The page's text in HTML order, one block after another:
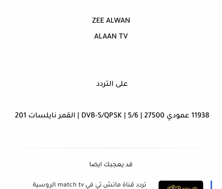
ZEE ALWAN
ALAAN TV
على التردد
11938 عمودي 27500 | 5/6 | DVB-S/QPSK | القمر نايلسات 201
قد يعجبك ايضا
تردد قناة ماتش تي في match tv الروسية